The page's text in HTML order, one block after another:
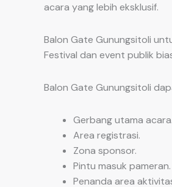
acara yang lebih eksklusif.
Balon Gate Gunungsitoli
Festival dan event publik
Balon Gate Gunungsitoli
Gerbang utama acara.
Area registrasi.
Zona sponsor.
Pintu masuk pameran.
Penanda area